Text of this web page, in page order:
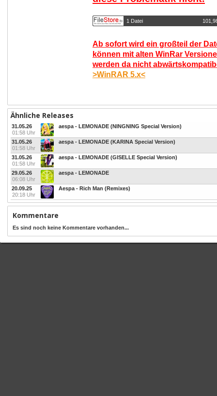
1 Datei
Ab sofort wird ein großteil der
können mit alten WinRar
werden da nicht
>WinRAR 5.x<
Ähnliche Releases
31.05.26
01:58 Uhr
aespa - LEMONADE (NINGNING Special Version)
31.05.26
01:58 Uhr
aespa - LEMONADE (KARINA Special Version)
31.05.26
01:58 Uhr
aespa - LEMONADE (GISELLE Special Version)
29.05.26
06:08 Uhr
aespa - LEMONADE
20.09.25
20:18 Uhr
Aespa - Rich Man (Remixes)
Kommentare
Es sind noch keine Kommentare vorhanden...